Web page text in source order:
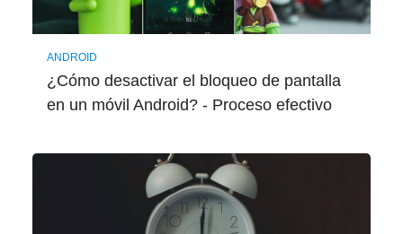
ANDROID
¿Cómo desactivar el bloqueo de pantalla
en un móvil Android? - Proceso efectivo